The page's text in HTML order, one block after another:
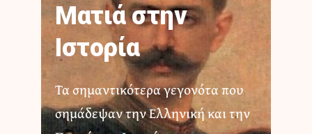
Ματιά στην
Ιστορία
Τα σημαντικότερα γεγονότα που
σημάδεψαν την Ελληνική και την